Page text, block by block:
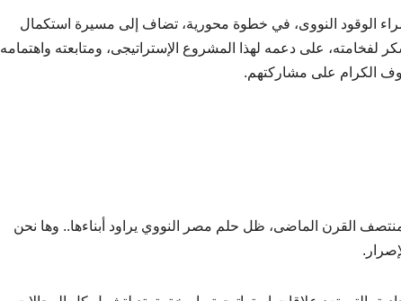
الوقود النووى، في خطوة محورية، تضاف إلى مسيرة استكمال
على دعمه لهذا المشروع الإستراتيجى، ومتابعته واهتمامه
الكرام على مشاركتهم.
القرن الماضى، ظل حلم مصر النووي يراود أبناءها.. وها نحن